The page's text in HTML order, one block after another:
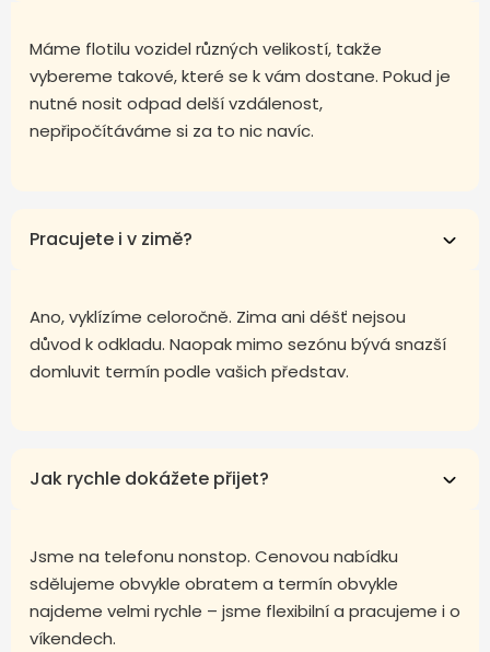
Máme flotilu vozidel různých velikostí, takže
vybereme takové, které se k vám dostane. Pokud je
nutné nosit odpad delší vzdálenost,
nepřipočítáváme si za to nic navíc.
Pracujete i v zimě?
Ano, vyklízíme celoročně. Zima ani déšť nejsou
důvod k odkladu. Naopak mimo sezónu bývá snazší
domluvit termín podle vašich představ.
Jak rychle dokážete přijet?
Jsme na telefonu nonstop. Cenovou nabídku
sdělujeme obvykle obratem a termín obvykle
najdeme velmi rychle – jsme flexibilní a pracujeme i o
víkendech.